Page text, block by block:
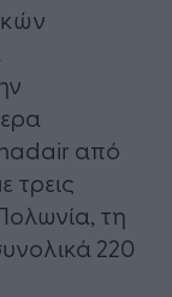
από
τρεις
τη
220